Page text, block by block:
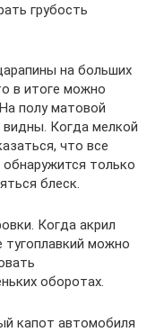
грубость
на больших
в итоге можно
полу матовой
Когда мелкой
что все
только
блеск.
Когда акрил
можно
оборотах.
капот автомобиля